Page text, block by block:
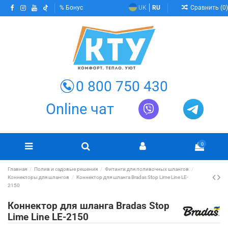
Бонус UK RU Сравнить (0)
0 800 750 430
Online чат
0
Главная Полив и садовые решения
Фитинги для поливочных шлангов
Коннекторы для шлангов
Коннектор для шланга Bradas Stop Lime Line LE-
2150
Коннектор для шланга Bradas Stop
Lime Line LE-2150